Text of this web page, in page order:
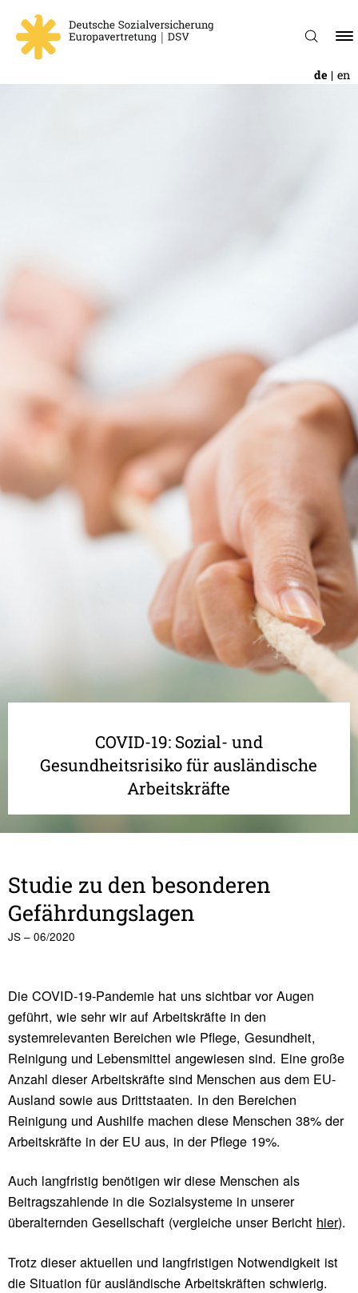
de en
COVID-19: Sozial- und
Gesundheitsrisiko für ausländische
Arbeitskräfte
Studie zu den beson­deren
Gefähr­dungs­lagen
JS – 06/2020
Die COVID-19-Pandemie hat uns sichtbar vor Augen
geführt, wie sehr wir auf Arbeitskräfte in den
systemrelevanten Bereichen wie Pflege, Gesundheit,
Reinigung und Lebensmittel angewiesen sind. Eine große
Anzahl dieser Arbeitskräfte sind Menschen aus dem EU-
Ausland sowie aus Drittstaaten. In den Bereichen
Reinigung und Aushilfe machen diese Menschen 38% der
Arbeitskräfte in der EU aus, in der Pflege 19%.
Auch langfristig benötigen wir diese Menschen als
Beitragszahlende in die Sozialsysteme in unserer
überalternden Gesellschaft (vergleiche unser Bericht hier).
Trotz dieser aktuellen und langfristigen Notwendigkeit ist
die Situation für ausländische Arbeitskräften schwierig.